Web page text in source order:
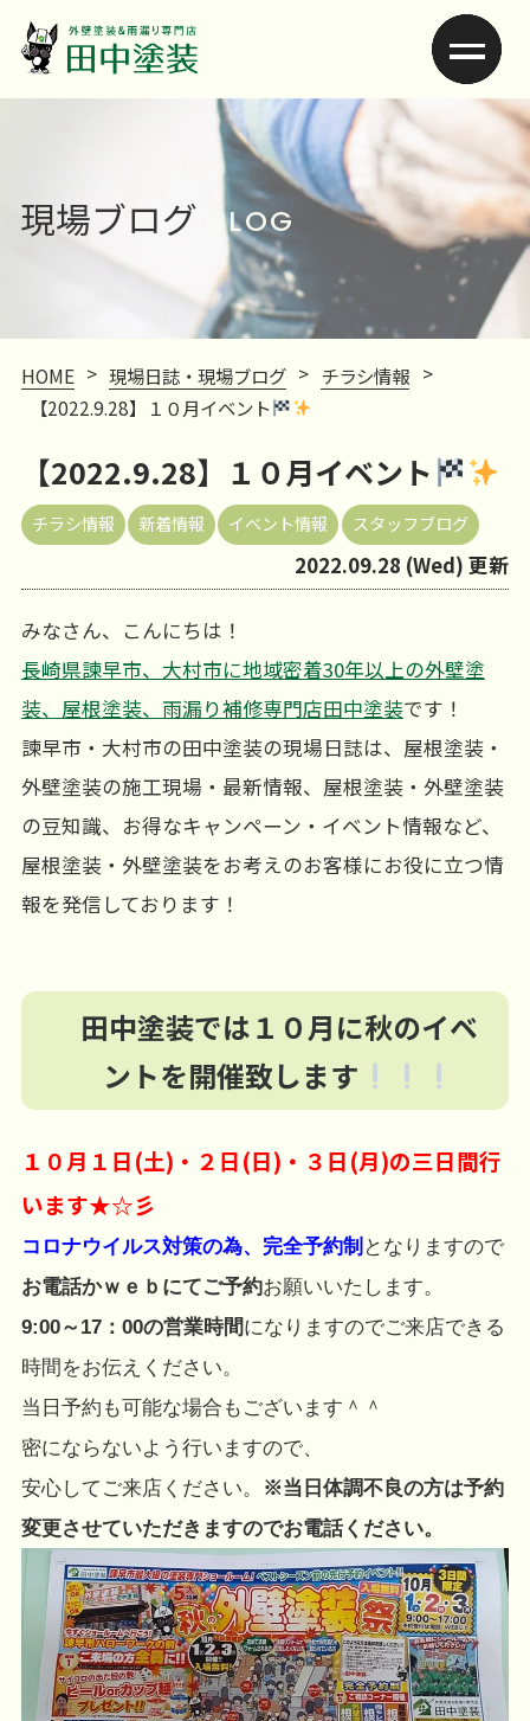
現場ブログ BLOG
HOME > 現場日誌・現場ブログ > チラシ情報 >
【2022.9.28】１０月イベント
【2022.9.28】１０月イベント
チラシ情報 新着情報 イベント情報 スタッフブログ
2022.09.28 (Wed) 更新
みなさん、こんにちは！
長崎県諫早市、大村市に地域密着30年以上の外壁塗
装、屋根塗装、雨漏り補修専門店田中塗装です！
諫早市・大村市の田中塗装の現場日誌は、屋根塗装・
外壁塗装の施工現場・最新情報、屋根塗装・外壁塗装
の豆知識、お得なキャンペーン・イベント情報など、
屋根塗装・外壁塗装をお考えのお客様にお役に立つ情
報を発信しております！
田中塗装では１０月に秋のイベ
ントを開催致します
１０月１日(土)・２日(日)・３日(月)の三日間行
います★☆彡
コロナウイルス対策の為、完全予約制 となりますので
お電話かｗｅｂにてご予約お願いいたします。
9:00～17：00の営業時間になりますのでご来店できる
時間をお伝えください。
当日予約も可能な場合もございます＾＾
密にならないよう行いますので、
安心してご来店ください。
※当日体調不良の方は予約
変更させていただきますのでお電話ください。